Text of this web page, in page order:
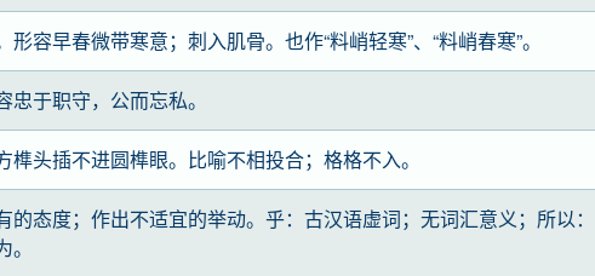
容早春微带寒意；刺入肌骨。也作“料峭轻寒”、“料峭春寒”。
于职守，公而忘私。
头插不进圆榫眼。比喻不相投合；格格不入。
的态度；作出不适宜的举动。乎：古汉语虚词；无词汇意义；所以：